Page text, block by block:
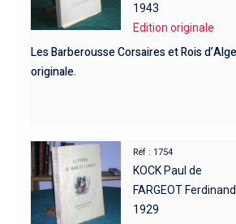
1943
Edition originale
Les Barberousse Corsaires et Rois
originale.
Réf : 1754
KOCK Paul de
FARGEOT Ferdinand
1929